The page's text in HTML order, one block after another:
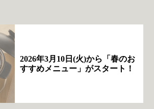
2026年3月10日(火)から「春のお
すすめメニュー」がスタート！